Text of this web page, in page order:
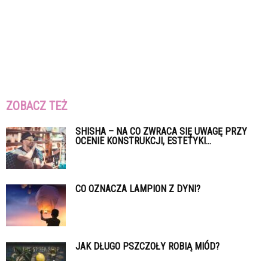
ZOBACZ TEŻ
SHISHA – NA CO ZWRACA SIĘ UWAGĘ PRZY
OCENIE KONSTRUKCJI, ESTETYKI...
CO OZNACZA LAMPION Z DYNI?
JAK DŁUGO PSZCZOŁY ROBIĄ MIÓD?